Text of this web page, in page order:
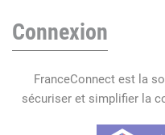
Connexion
FranceConnect est la
sécuriser et simplifier la